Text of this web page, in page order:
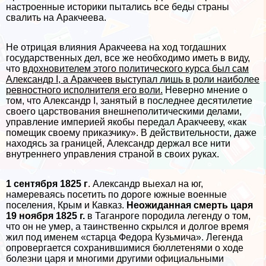
настроенные историки пытались все беды страны
свалить на Аpaкчеева.
Не отрицая влияния Аpaкчеева на ход тогдашних
государственных дел, все же необходимо иметь в виду,
что вдохновителем этого политического курса был сам
Александр I, а Аpaкчеев выступал лишь в роли наиболее
ревностного исполнителя его воли. Неверно мнение о
том, что Александр I, занятый в последнее десятилетие
своего царствования внешнеполитическими делами,
управление империей якобы передал Аpaкчееву, «как
помещик своему приказчику». В действительности, даже
находясь за границей, Александр держал все нити
внутреннего управления страной в своих руках.
1 сентября 1825 г. Александр выехал на юг,
намереваясь посетить по дороге южные военные
поселения, Крым и Кавказ. Неожиданная cмepть царя
19 ноября 1825 г. в Таганроге породила легенду о том,
что он не умер, а таинственно скрылся и долгое время
жил под именем «старца Федора Кузьмича». Легенда
опровергается сохранившимися бюллетенями о ходе
болезни царя и многими другими официальными